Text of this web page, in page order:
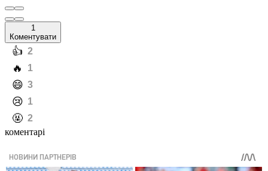
1
Коментувати
️👍 2
️🔥 1
️😄 3
️😢 1
️🤬 2
коментарі